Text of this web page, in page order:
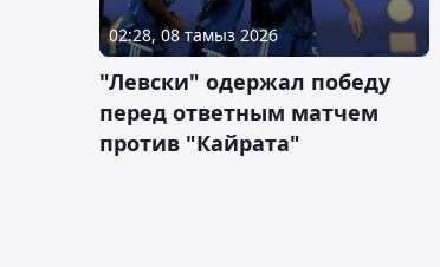
02:28, 08 тамыз 2026
"Левски" одержал победу
перед ответным матчем
против "Кайрата"